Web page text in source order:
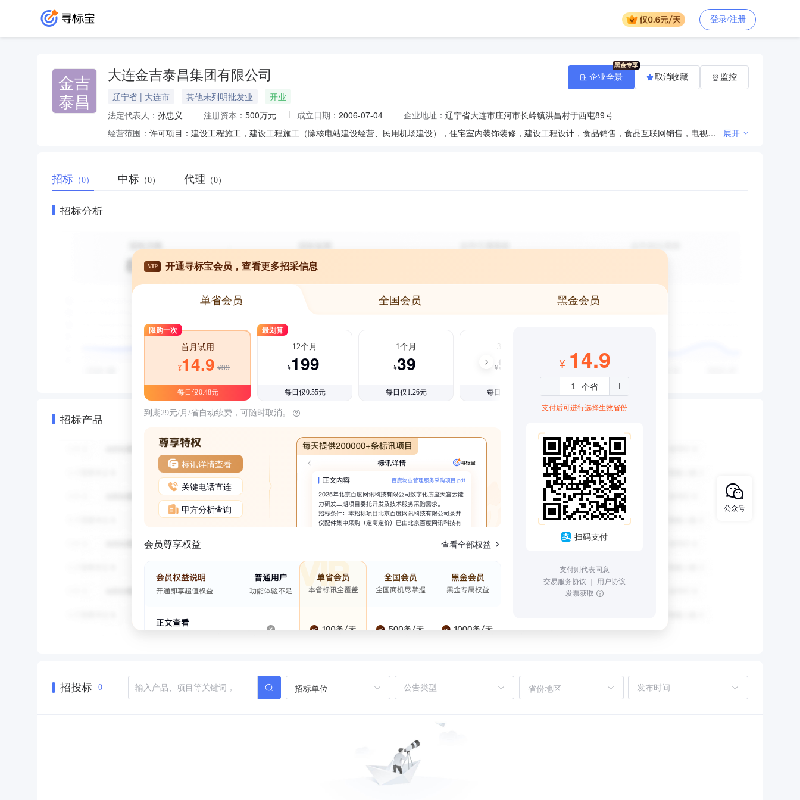
登录/注册
金吉
泰昌
大连金吉泰昌集团有限公司
辽宁省 | 大连市 其他未列明批发业
开业
法定代表人： 孙忠义 注册资本： 500万元 成立日期： 2006-07-04 企业地址： 辽宁省大连市庄河市长岭镇洪昌村于西屯89号
经营范围：
许可项目：建设工程施工，建设工程施工（除核电站建设经营、民用机场建设），住宅室内装饰装修，建设工程设计，食品销售，食品互联网销售，电视剧制作（依法须经批准的项目，经相关部门批准后方可开展经营活动，具体经营项目以审批结果为准）一般项目：园林绿化工程施工，建筑材料销售，销售代理，国内贸易代理，水产品零售，水产品批发，食品销售（仅销售预包装食品），互联网销售（除销售需要许可的商品），电影制片（除依法须经批准的项目外，凭营业执照依法自主开展经营活动） 展开
企业全景 取消收藏 监控
招标 （0） 中标 （0） 代理 （0）
招标分析
招标产品
VIP 开通寻标宝会员，查看更多招采信息
单省会员 全国会员 黑金会员
限购一次
首月试用
¥14.9 ¥39
每日仅0.48元
最划算
12个月
¥199
每日仅0.55元
1个月
¥39
每日仅1.26元
3个月
¥99
每日仅1.08元
到期29元/月/省自动续费，可随时取消。
标讯详情查看
关键电话直连
甲方分析查询
会员尊享权益 查看全部权益
¥ 14.9
支付后可进行选择生效省份
扫码支付
支付则代表同意
交易服务协议 ｜ 用户协议
发票获取
招投标 0 招标单位 省份地区
公众号